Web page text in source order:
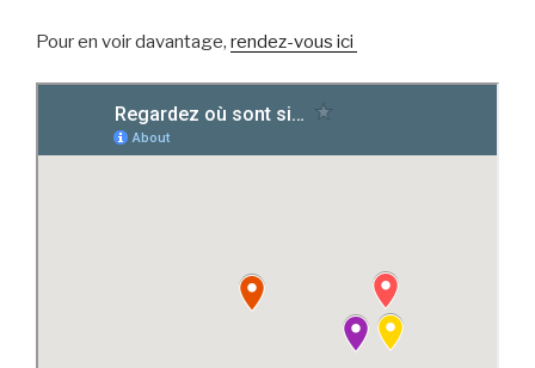
Pour en voir davantage, rendez-vous ici